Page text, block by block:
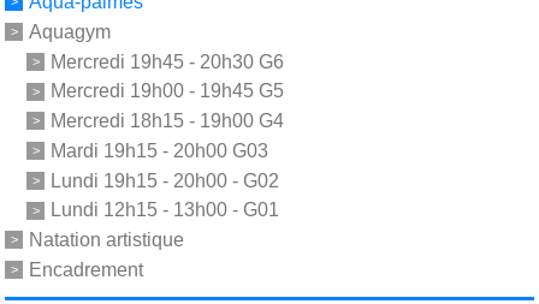
Aquagym
Mercredi 19h45 - 20h30 G6
Mercredi 19h00 - 19h45 G5
Mercredi 18h15 - 19h00 G4
Mardi 19h15 - 20h00 G03
Lundi 19h15 - 20h00 - G02
Lundi 12h15 - 13h00 - G01
Natation artistique
Encadrement